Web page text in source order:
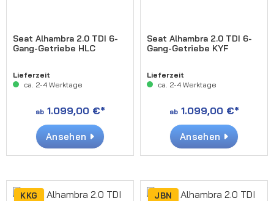
Seat Alhambra 2.0 TDI 6-
Gang-Getriebe HLC
Lieferzeit
ca. 2-4 Werktage
ab1.099,00 €*
Ansehen
Seat Alhambra 2.0 TDI 6-
Gang-Getriebe KYF
Lieferzeit
ca. 2-4 Werktage
ab1.099,00 €*
Ansehen
KKG JBN